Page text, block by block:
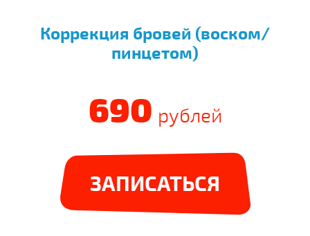
Коррекция бровей (воском/
пинцетом)
690 рублей
ЗАПИСАТЬСЯ